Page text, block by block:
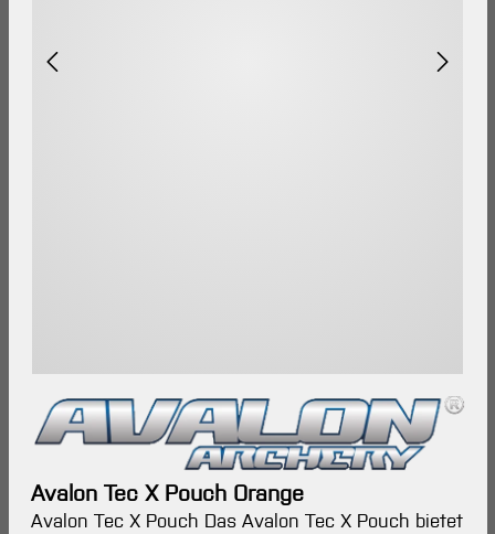
Avalon Tec X Pouch Orange
Avalon Tec X Pouch Das Avalon Tec X Pouch bietet